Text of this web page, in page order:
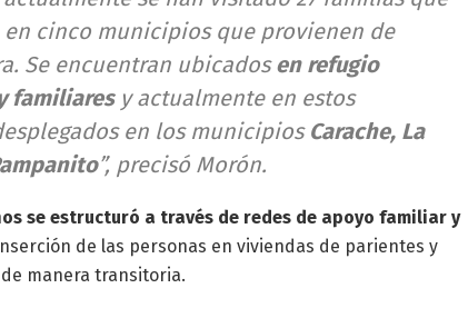
cinco municipios que provienen de
Se encuentran ubicadosen refugio
familiaresy actualmente en estos
en los municipios Carache, La
”, precisó Morón.
se estructuró a través de redes de apoyo familiar y
de las personas en viviendas de parientes y
manera transitoria.